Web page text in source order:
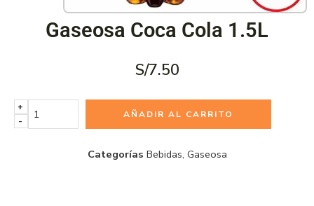
Gaseosa Coca Cola 1.5L
S/7.50
+
-
AÑADIR AL CARRITO
Categorías Bebidas, Gaseosa